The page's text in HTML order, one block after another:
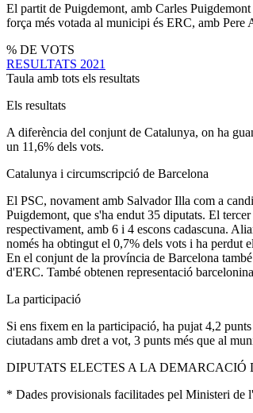
El partit de Puigdemont, amb Carles
força més votada al municipi és ERC, amb Pere
% DE VOTS
RESULTATS 2021
Taula amb tots els resultats
Els resultats
A diferència del conjunt de Catalunya, on ha
un 11,6% dels vots.
Catalunya i circumscripció de Barcelona
El PSC, novament amb Salvador Illa com a
Puigdemont, que s'ha endut 35 diputats. El
respectivament, amb 6 i 4 escons cadascuna.
només ha obtingut el 0,7% dels vots i ha perdut
En el conjunt de la província de Barcelona
d'ERC. També obtenen representació
La participació
Si ens fixem en la participació, ha pujat 4,2
ciutadans amb dret a vot, 3 punts més que al
DIPUTATS ELECTES A LA DEMARCACIÓ
* Dades provisionals facilitades pel Ministeri de